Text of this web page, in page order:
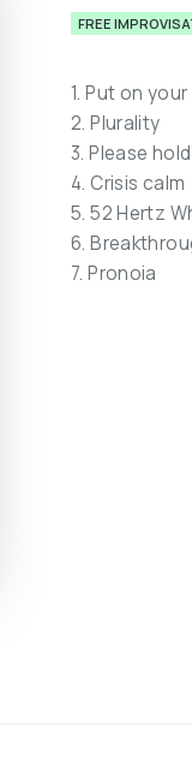
FREE
1. Put on
2. Plurality
3. Please hold
4. Crisis calm
5. 52 Hertz
6.
7. Pronoia